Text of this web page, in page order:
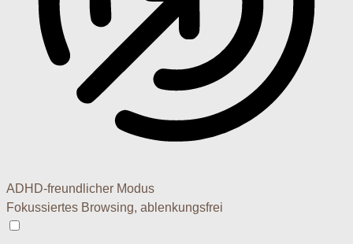
ADHD-freundlicher Modus
Fokussiertes Browsing, ablenkungsfrei